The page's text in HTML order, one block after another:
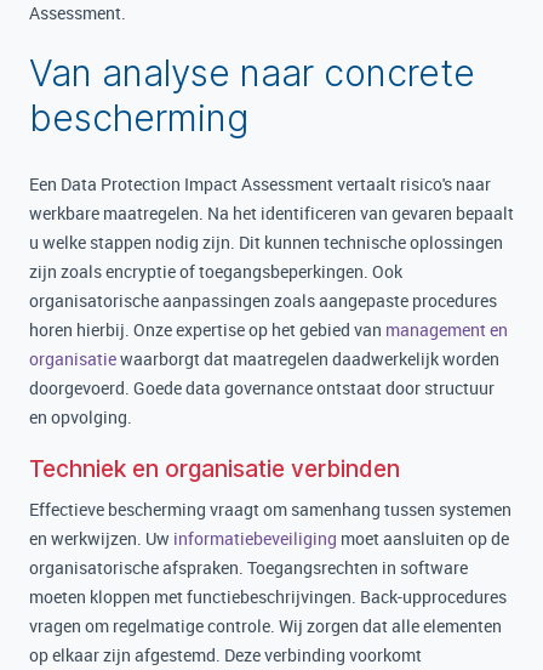
Assessment.
Van analyse naar concrete
bescherming
Een Data Protection Impact Assessment vertaalt risico's naar
werkbare maatregelen. Na het identificeren van gevaren bepaalt
u welke stappen nodig zijn. Dit kunnen technische oplossingen
zijn zoals encryptie of toegangsbeperkingen. Ook
organisatorische aanpassingen zoals aangepaste procedures
horen hierbij. Onze expertise op het gebied van management en
organisatiewaarborgt dat maatregelen daadwerkelijk worden
doorgevoerd. Goede data governance ontstaat door structuur
en opvolging.
Techniek en organisatie verbinden
Effectieve bescherming vraagt om samenhang tussen systemen
en werkwijzen. Uw informatiebeveiliging moet aansluiten op de
organisatorische afspraken. Toegangsrechten in software
moeten kloppen met functiebeschrijvingen. Back-upprocedures
vragen om regelmatige controle. Wij zorgen dat alle elementen
op elkaar zijn afgestemd. Deze verbinding voorkomt